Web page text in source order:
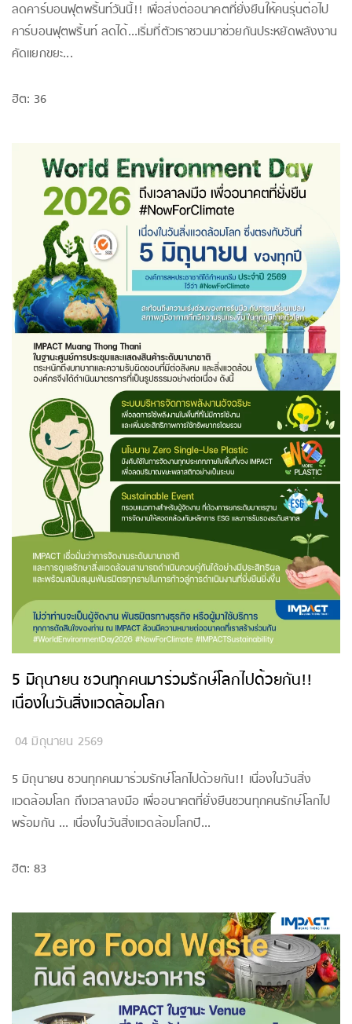
ลดคาร์บอนฟุตพริ้นท์วันนี้!! เพื่อส่งต่ออนาคตที่ยั่งยืนให้คนรุ่นต่อไป
คาร์บอนฟุตพริ้นท์ ลดได้...เริ่มที่ตัวเราชวนมาช่วยกันประหยัดพลังงาน
คัดแยกขยะ...
ฮิต: 36
5 มิถุนายน ชวนทุกคนมาร่วมรักษ์โลกไปด้วยกัน!!
เนื่องในวันสิ่งแวดล้อมโลก
04 มิถุนายน 2569
5 มิถุนายน ชวนทุกคนมาร่วมรักษ์โลกไปด้วยกัน!! เนื่องในวันสิ่ง
แวดล้อมโลก ถึงเวลาลงมือ เพื่ออนาคตที่ยั่งยืนชวนทุกคนรักษ์โลกไป
พร้อมกัน ... เนื่องในวันสิ่งแวดล้อมโลกปี...
ฮิต: 83